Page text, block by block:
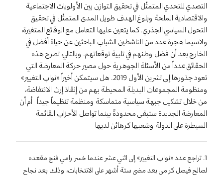
التصدي للتحدي المتمثّل في تحقيق التوازن بين الأولويات الاجتماعية
والاقتصادية الملحة وبلوغ الهدف طويل المدى المتمثّل في تحقيق
التحول السياسي الجذري. كما يتعين عليها التعامل مع الوقائع المتغيرة،
ولاسيما هجرة عدد من الناشطين الشباب الباحثين عن حياة أفضل في
الخارج بعد أن فضل وطنهم في تلبية توقعاتهم. وبالتالي، تطرح هذه
الحقائق عدداً من الأسئلة الجوهرية حول مصير حركة المعارضة التي
تعود جذورها إلى تشرين الأول 2019. هل سيتمكن أخيراً «نواب التغيير»
ومنظومة المجموعات البديلة المحيطة بهم من إنقاذ إرث الانتفاضة،
من خلال تشكيل جبهة سياسية متماسكة ومنظمة تنظيماً جيداً؟ أم أن
المعارضة الجديدة ستبقى محدودةً بينما تواصل الأحزاب القائمة
السيطرة على الدولة وشعبها كرهائن لديها؟
1. تراجع عدد «نواب التغيير» إلى اثني عشر عندما خسر رامي فنج مقعده
لصالح فيصل كرامي بعد مضي ستة أشهر على الانتخابات، وذلك بعد نجاح